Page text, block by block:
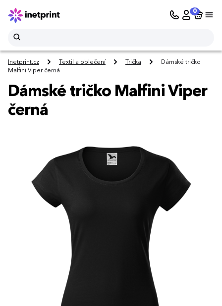
0
Inetprint.cz Textil a oblečení Trička
Dámské tričko
Malfini Viper černá
Dámské tričko Malfini Viper
černá